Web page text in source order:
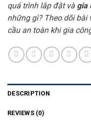
quá trình lắp đặt và gia
những gì? Theo dõi bài
cầu an toàn khi gia
DESCRIPTION
REVIEWS (0)